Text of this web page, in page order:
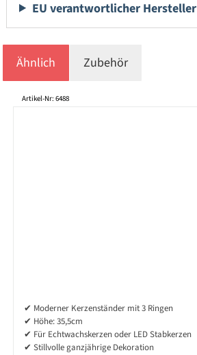
EU verantwortlicher Hersteller
Ähnlich Zubehör
Produktgalerie überspringen
Artikel-Nr: 6488
✔ Moderner Kerzenständer mit 3 Ringen
✔ Höhe: 35,5cm
✔ Für Echtwachskerzen oder LED Stabkerzen
✔ Stillvolle ganzjährige Dekoration